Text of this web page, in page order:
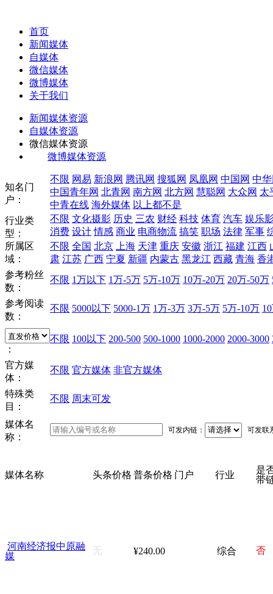
首页
新闻媒体
自媒体
微信媒体
微博媒体
关于我们
新闻媒体资源
自媒体资源
微信媒体资源
微博媒体资源
知名门
户：
不限 网易 新浪网 腾讯网 搜狐网 凤凰网 中国网 中
中国青年网 北青网 南方网 北方网 慧聪网 大众网 太
中青在线 海外媒体 以上都不是
行业类
型：
不限 文化摄影 历史 三农 财经 科技 体育 汽车 娱乐
消费 设计 情感 商业 电商物流 搞笑 职场 法律 军事
所属区
域：
不限 全国 北京 上海 天津 重庆 安徽 浙江 福建 江西
肃 江苏 广西 宁夏 新疆 内蒙古 黑龙江 西藏 青海 香
参考粉丝
数：
不限 1万以下 1万-5万 5万-10万 10万-20万 20万-50万
参考阅读
数：
不限 5000以下 5000-1万 1万-3万 3万-5万 5万-10万
：
不限 100以下 200-500 500-1000 1000-2000 2000-3000
官方媒
体：
不限 官方媒体 非官方媒体
特殊类
目：
不限 周末可发
媒体名
称：
可发内链： 可发联
媒体名称 头条价格 普条价格 门户 行业
是
带
河南经济报中原融
媒
无 ¥240.00 综合 否